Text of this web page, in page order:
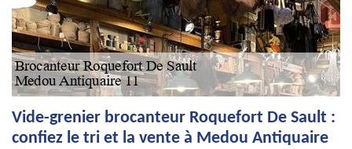
Vide-grenier brocanteur Roquefort De Sault :
confiez le tri et la vente à Medou Antiquaire